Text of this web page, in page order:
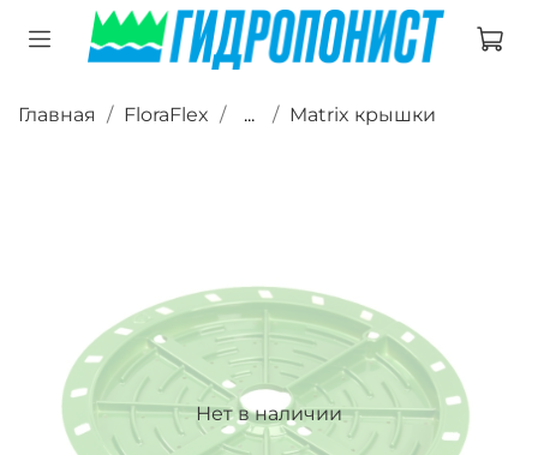
Главная FloraFlex ... Matrix крышки
Нет в наличии